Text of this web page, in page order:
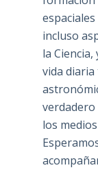
espaciales
incluso
la
vida
los